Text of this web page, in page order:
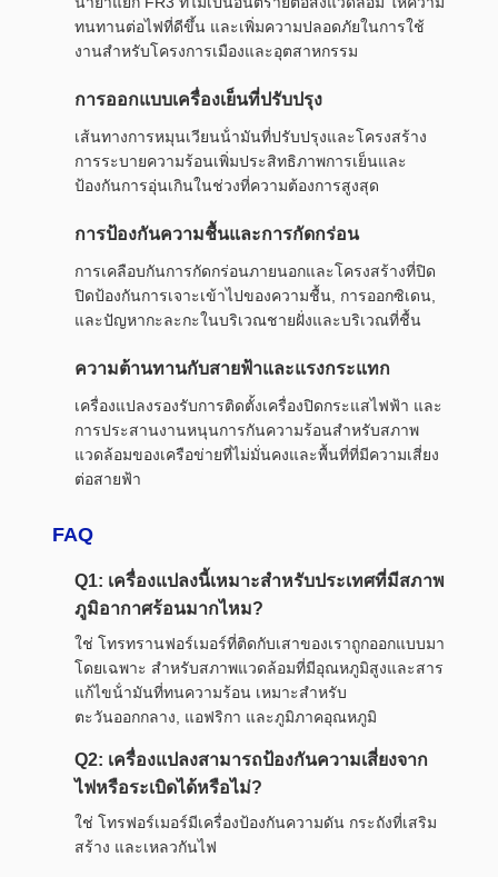
ทนทานต่อไฟที่ดีขึ้น และเพิ่มความปลอดภัยในการใช้
งานสําหรับโครงการเมืองและอุตสาหกรรม
การออกแบบเครื่องเย็นที่ปรับปรุง
เส้นทางการหมุนเวียนน้ํามันที่ปรับปรุงและโครงสร้าง
การระบายความร้อนเพิ่มประสิทธิภาพการเย็นและ
ป้องกันการอุ่นเกินในช่วงที่ความต้องการสูงสุด
การป้องกันความชื้นและการกัดกร่อน
การเคลือบกันการกัดกร่อนภายนอกและโครงสร้างที่ปิด
ปิดป้องกันการเจาะเข้าไปของความชื้น, การออกซิเดน,
และปัญหากะละกะในบริเวณชายฝั่งและบริเวณที่ชื้น
ความต้านทานกับสายฟ้าและแรงกระแทก
เครื่องแปลงรองรับการติดตั้งเครื่องปิดกระแสไฟฟ้า และ
การประสานงานหนุนการกันความร้อนสําหรับสภาพ
แวดล้อมของเครือข่ายที่ไม่มั่นคงและพื้นที่ที่มีความเสี่ยง
ต่อสายฟ้า
FAQ
Q1: เครื่องแปลงนี้เหมาะสําหรับประเทศที่มีสภาพ
ภูมิอากาศร้อนมากไหม?
ใช่ โทรทรานฟอร์เมอร์ที่ติดกับเสาของเราถูกออกแบบมา
โดยเฉพาะ สําหรับสภาพแวดล้อมที่มีอุณหภูมิสูงและสาร
แก้ไขน้ํามันที่ทนความร้อน เหมาะสําหรับ
ตะวันออกกลาง, แอฟริกา และภูมิภาคอุณหภูมิ
Q2: เครื่องแปลงสามารถป้องกันความเสี่ยงจาก
ไฟหรือระเบิดได้หรือไม่?
ใช่ โทรฟอร์เมอร์มีเครื่องป้องกันความดัน กระถังที่เสริม
สร้าง และเหลวกันไฟ